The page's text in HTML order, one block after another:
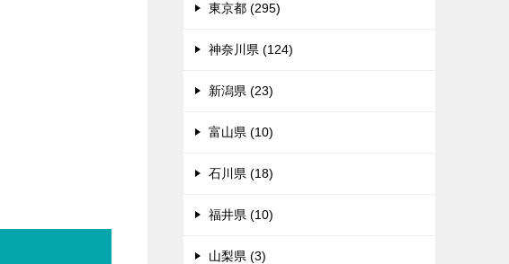
東京都 (295)
神奈川県 (124)
新潟県 (23)
富山県 (10)
石川県 (18)
福井県 (10)
山梨県 (3)